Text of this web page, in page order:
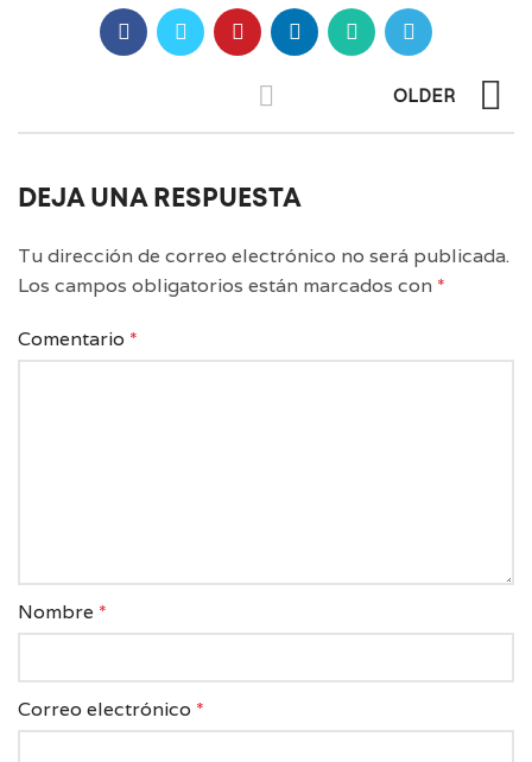
OLDER
DEJA UNA RESPUESTA
Tu dirección de correo electrónico no será publicada.
Los campos obligatorios están marcados con *
Comentario *
Nombre *
Correo electrónico *